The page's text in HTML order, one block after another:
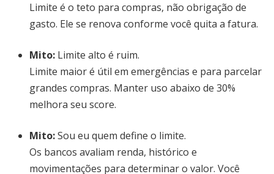
Limite é o teto para compras, não obrigação de
gasto. Ele se renova conforme você quita a fatura.
Mito: Limite alto é ruim.
Limite maior é útil em emergências e para parcelar
grandes compras. Manter uso abaixo de 30%
melhora seu score.
Mito:Sou eu quem define o limite.
Os bancos avaliam renda, histórico e
movimentações para determinar o valor. Você